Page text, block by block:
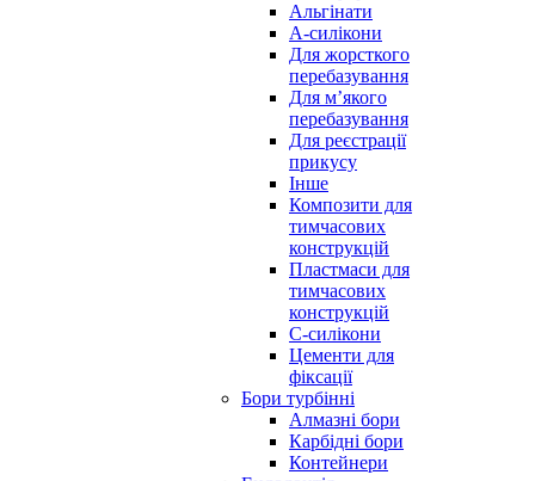
Альгінати
А-силікони
Для жорсткого
перебазування
Для м’якого
перебазування
Для реєстрації
прикусу
Інше
Композити для
тимчасових
конструкцій
Пластмаси для
тимчасових
конструкцій
С-силікони
Цементи для
фіксації
Бори турбінні
Алмазні бори
Карбідні бори
Контейнери